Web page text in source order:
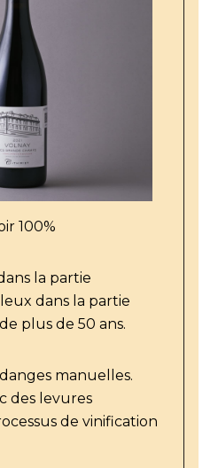
100%
la partie
dans la partie
plus de 50 ans.
manuelles.
des levures
de vinification